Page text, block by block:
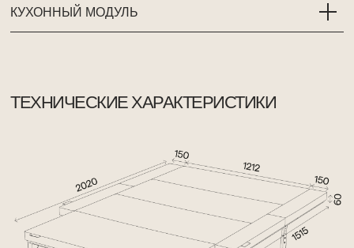
КУХОННЫЙ МОДУЛЬ
ТЕХНИЧЕСКИЕ ХАРАКТЕРИСТИКИ